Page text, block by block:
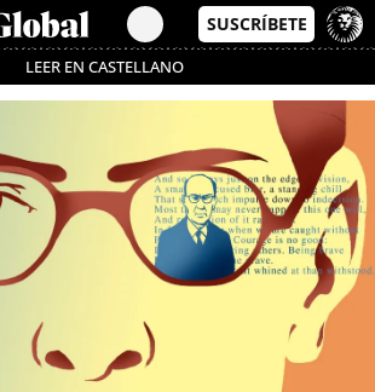
LEER EN CASTELLANO
Passa’t al mode estalvi